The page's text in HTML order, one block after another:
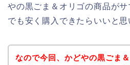
やの黒ごま＆オリゴの商品が
でも安く購入できたらいいと思
なので今回、かどやの黒ごま